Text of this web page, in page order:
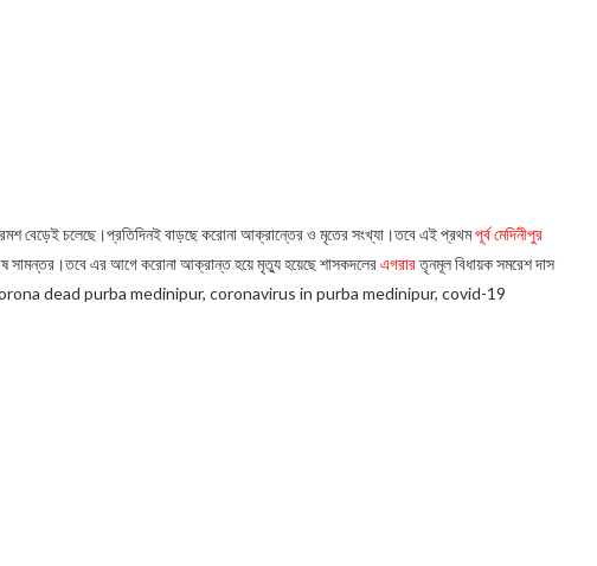
বেড়েই চলেছে।প্রতিদিনই বাড়ছে করোনা আক্রান্তের ও মৃতের সংখ্যা।তবে এই প্রথমপূর্ব মেদিনীপুর
সামন্তর।তবে এর আগে করোনা আক্রান্ত হয়ে মৃত্যু হয়েছে শাসকদলেরএগরারতৃনমূল বিধায়ক সমরেশ দাস
dead purba medinipur, coronavirus in purba medinipur, covid-19